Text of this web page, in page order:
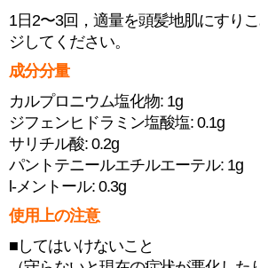
1日2〜3回，適量を頭髪地肌にすり
ジしてください。
成分分量
カルプロニウム塩化物: 1g
ジフェンヒドラミン塩酸塩: 0.1g
サリチル酸: 0.2g
パントテニールエチルエーテル: 1g
l-メントール: 0.3g
使用上の注意
■してはいけないこと